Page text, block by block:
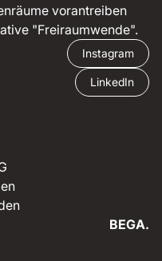
vorantreiben
"Freiraumwende".
Instagram
LinkedIn
BEGA.